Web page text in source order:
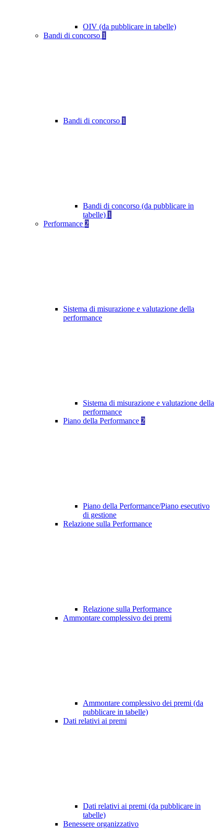
OIV (da pubblicare in tabelle)
Bandi di concorso 1
Bandi di concorso 1
Bandi di concorso (da pubblicare in
tabelle) 1
Performance 2
Sistema di misurazione e valutazione della
performance
Sistema di misurazione e valutazione della
performance
Piano della Performance 2
Piano della Performance/Piano esecutivo
di gestione
Relazione sulla Performance
Relazione sulla Performance
Ammontare complessivo dei premi
Ammontare complessivo dei premi (da
pubblicare in tabelle)
Dati relativi ai premi
Dati relativi ai premi (da pubblicare in
tabelle)
Benessere organizzativo